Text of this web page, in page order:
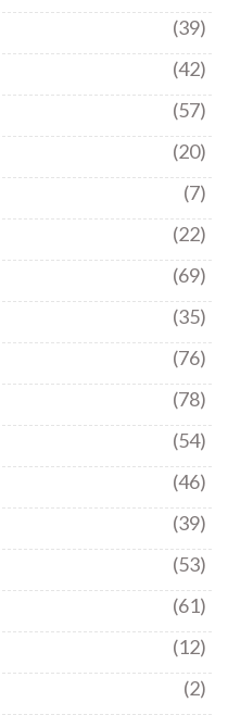
(39)
(42)
(57)
(20)
(7)
(22)
(69)
(35)
(76)
(78)
(54)
(46)
(39)
(53)
(61)
(12)
(2)